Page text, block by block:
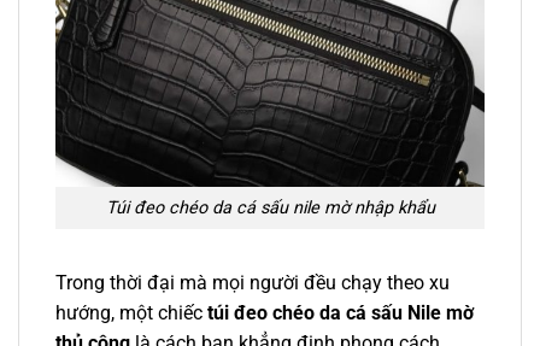
Túi đeo chéo da cá sấu nile mờ nhập khẩu
Trong thời đại mà mọi người đều chạy theo xu
hướng, một chiếc túi đeo chéo da cá sấu Nile mờ